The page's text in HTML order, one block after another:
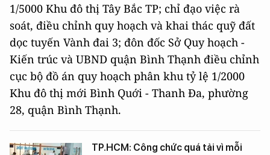
1/5000 Khu đô thị Tây Bắc TP; chỉ đạo việc rà
soát, điều chỉnh quy hoạch và khai thác quỹ đất
dọc tuyến Vành đai 3; đôn đốc Sở Quy hoạch -
Kiến trúc và UBND quận Bình Thạnh điều chỉnh
cục bộ đồ án quy hoạch phân khu tỷ lệ 1/2000
Khu đô thị mới Bình Quới - Thanh Đa, phường
28, quận Bình Thạnh.
TP.HCM: Công chức quá tải vì mỗi